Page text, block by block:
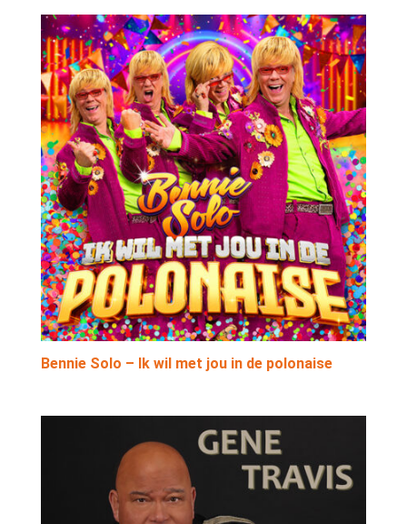
Bennie Solo – Ik wil met jou in de polonaise